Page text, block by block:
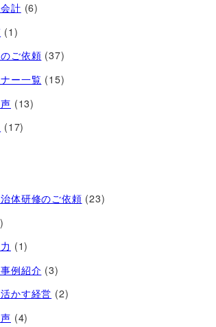
計 (6)
(1)
ご依頼 (37)
ー一覧 (15)
(13)
(17)
体研修のご依頼 (23)
(1)
例紹介 (3)
かす経営​ (2)
(4)